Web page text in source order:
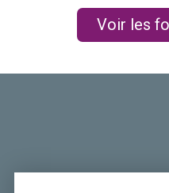
Voir les